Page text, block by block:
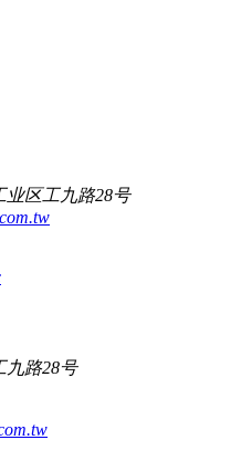
业区工九路28号
九路28号